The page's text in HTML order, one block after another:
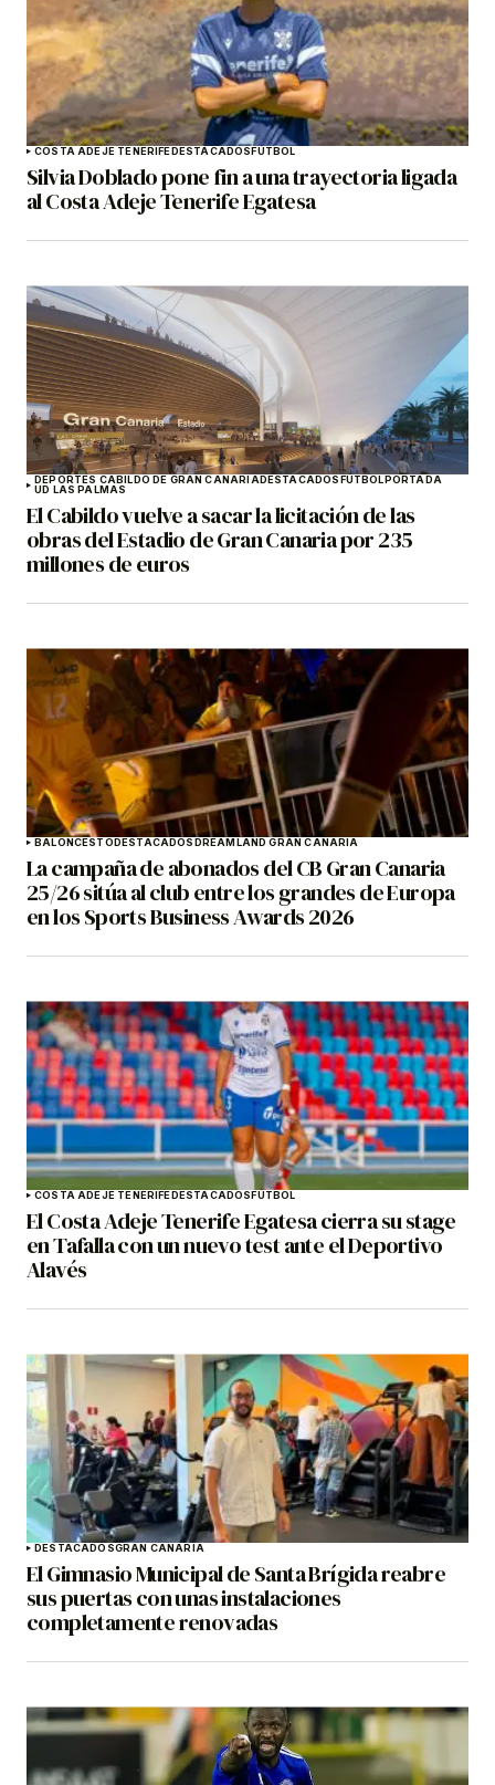
COSTA ADEJE TENERIFE DESTACADOS FÚTBOL
Silvia Doblado pone fin a una trayectoria ligada
al Costa Adeje Tenerife Egatesa
DEPORTES CABILDO DE GRAN CANARIADESTACADOS FÚTBOL PORTADA
UD LAS PALMAS
El Cabildo vuelve a sacar la licitación de las
obras del Estadio de Gran Canaria por 235
millones de euros
BALONCESTO DESTACADOS DREAMLAND GRAN CANARIA
La campaña de abonados del CB Gran Canaria
25/26 sitúa al club entre los grandes de Europa
en los Sports Business Awards 2026
COSTA ADEJE TENERIFE DESTACADOS FÚTBOL
El Costa Adeje Tenerife Egatesa cierra su stage
en Tafalla con un nuevo test ante el Deportivo
Alavés
DESTACADOSGRAN CANARIA
El Gimnasio Municipal de Santa Brígida reabre
sus puertas con unas instalaciones
completamente renovadas